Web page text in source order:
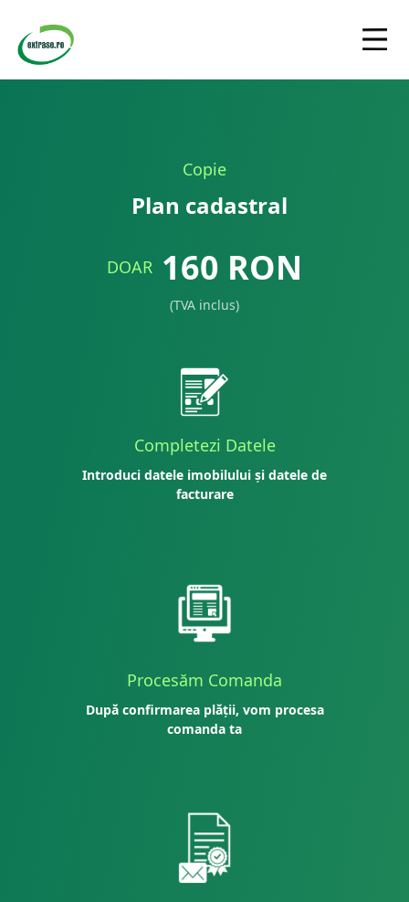
Copie
Plan cadastral
DOAR 160 RON
(TVA inclus)
Completezi Datele
Introduci datele imobilului și datele de
facturare
Procesăm Comanda
După confirmarea plății, vom procesa
comanda ta